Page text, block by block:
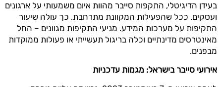
בעידן הדיגיטלי, התקפות סייבר מהוות איום משמעותי על ארגונים
ועסקים. ככל שהפעילות המקוונת מתרחבת, כך עולה שיעור
התקיפות על מערכות המידע. מניעי התקיפות מגוונים – החל
מאינטרסים מדינתיים וכלה בריגול תעשייתי או פעולות ממוקדות
מבפנים.
אירועי סייבר בישראל: מגמות עדכניות